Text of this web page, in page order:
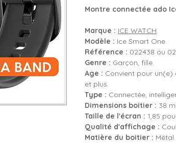
Montre connectée ado
Marque : ICE WATCH.
Modèle : Ice Smart One.
Référence : 022438 ou
Genre : Garçon, fille.
Age : Convient pour un(e)
et plus.
Type : Connectée,
Dimensions boitier : 38
Taille de l'écran : 1,85
Qualité d'affichage :
Matière du boitier : Métal.